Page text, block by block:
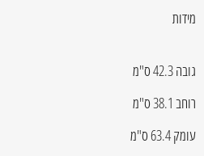
מידות
גובה 42.3 ס"מ
רוחב 38.1 ס"מ
עומק 63.4 ס"מ